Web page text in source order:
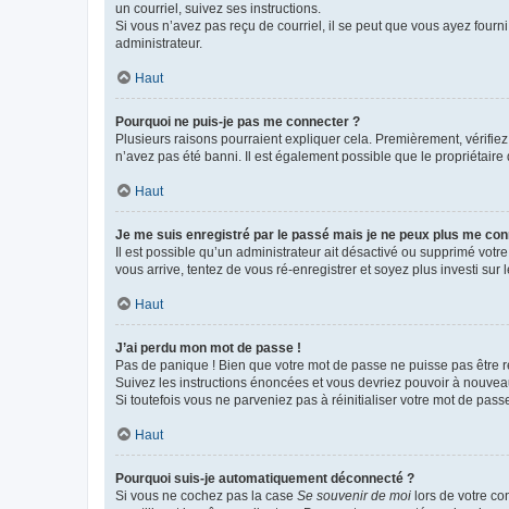
un courriel, suivez ses instructions.
Si vous n’avez pas reçu de courriel, il se peut que vous ayez
administrateur.
Haut
Pourquoi ne puis-je pas me connecter ?
Plusieurs raisons pourraient expliquer cela. Premièrement,
n’avez pas été banni. Il est également possible que le
Haut
Je me suis enregistré par le passé mais je ne peux plus me
Il est possible qu’un administrateur ait désactivé ou supprimé
vous arrive, tentez de vous ré-enregistrer et soyez plus investi sur
Haut
J’ai perdu mon mot de passe !
Pas de panique ! Bien que votre mot de passe ne puisse pas
Suivez les instructions énoncées et vous devriez pouvoir à
Si toutefois vous ne parveniez pas à réinitialiser votre mot de
Haut
Pourquoi suis-je automatiquement déconnecté ?
Si vous ne cochez pas la case Se souvenir de moi lors de votre